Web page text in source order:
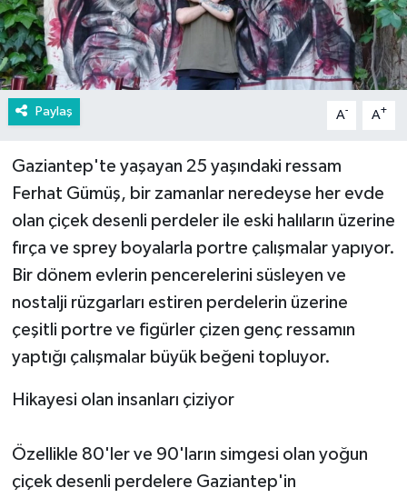
Paylaş A- A+
Gaziantep'te yaşayan 25 yaşındaki ressam
Ferhat Gümüş, bir zamanlar neredeyse her evde
olan çiçek desenli perdeler ile eski halıların üzerine
fırça ve sprey boyalarla portre çalışmalar yapıyor.
Bir dönem evlerin pencerelerini süsleyen ve
nostalji rüzgarları estiren perdelerin üzerine
çeşitli portre ve figürler çizen genç ressamın
yaptığı çalışmalar büyük beğeni topluyor.
Hikayesi olan insanları çiziyor
Özellikle 80'ler ve 90'ların simgesi olan yoğun
çiçek desenli perdelere Gaziantep'in